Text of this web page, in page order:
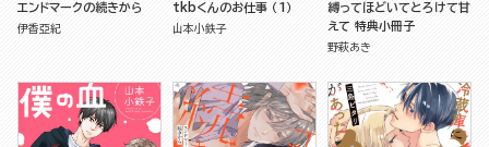
エンドマークの続きから
伊香亞紀
tkbくんのお仕事 （1）
山本小鉄子
縛ってほどいてとろけて甘
えて 特典小冊子
野萩あき